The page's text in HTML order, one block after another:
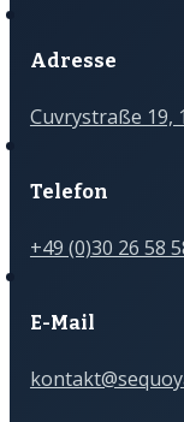
Adresse
Cuvrystraße 19,
Telefon
+49 (0)30 26 58
E-Mail